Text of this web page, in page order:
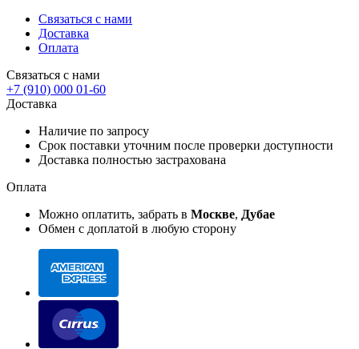
Связаться с нами
Доставка
Оплата
Связаться с нами
+7 (910) 000 01-60
Доставка
Наличие по запросу
Срок поставки уточним после проверки доступности
Доставка полностью застрахована
Оплата
Можно оплатить, забрать в Москве, Дубае
Обмен с доплатой в любую сторону